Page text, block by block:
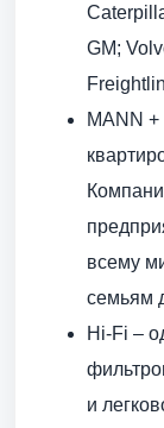
GM;
MANN
всему
семьям
Hi-Fi –
и